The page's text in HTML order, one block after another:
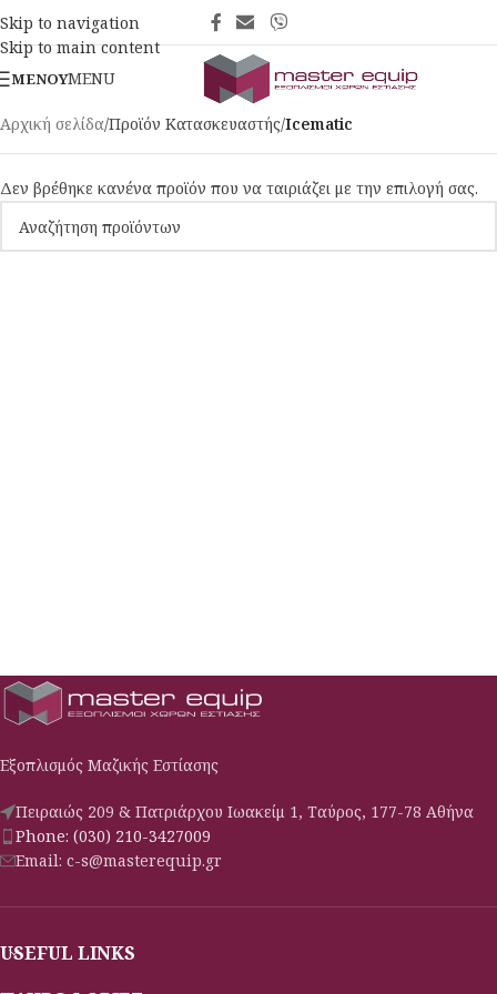
Skip to navigation
Skip to main content
ΜΕΝΟΎMENU
Αρχική σελίδα/Προϊόν Κατασκευαστής/Icematic
Δεν βρέθηκε κανένα προϊόν που να ταιριάζει με την επιλογή σας.
Εξοπλισμός Μαζικής Εστίασης
Πειραιώς 209 & Πατριάρχου Ιωακείμ 1, Ταύρος, 177-78 Αθήνα
Phone: (030) 210-3427009
Email: c-s@masterequip.gr
USEFUL LINKS